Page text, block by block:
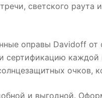
светского
оправы Davidoff
сертификацию
очков,
и выгодной.